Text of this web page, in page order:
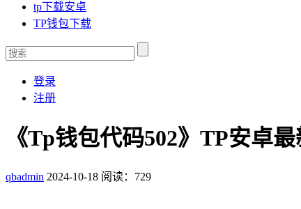
tp下载安卓
TP钱包下载
登录
注册
《Tp钱包代码502》TP安卓
qbadmin 2024-10-18 阅读：729